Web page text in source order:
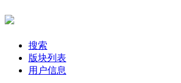
搜索
版块列表
用户信息